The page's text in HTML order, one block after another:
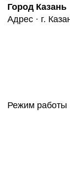
Город Казань
Адрес · г.
Режим работы